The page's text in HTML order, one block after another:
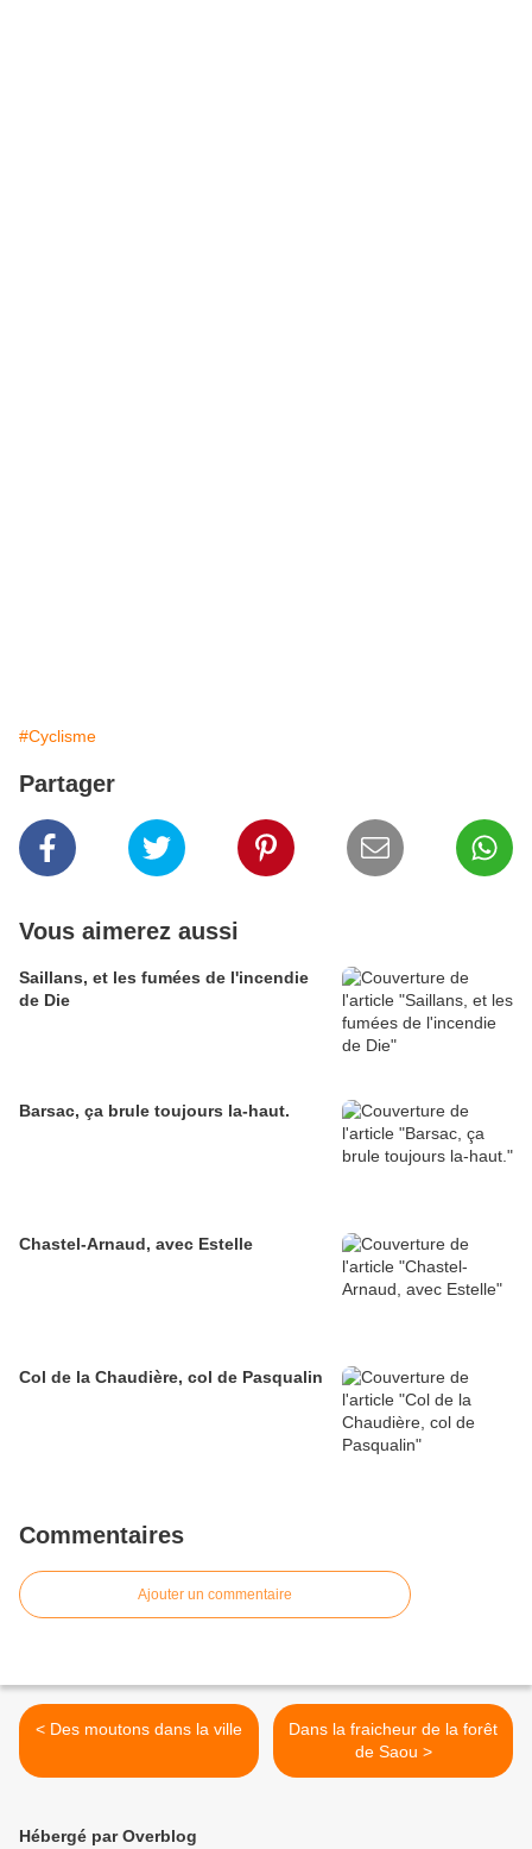
#Cyclisme
Partager
Vous aimerez aussi
Saillans, et les fumées de l'incendie
de Die
Barsac, ça brule toujours la-haut.
Chastel-Arnaud, avec Estelle
Col de la Chaudière, col de Pasqualin
Commentaires
Ajouter un commentaire
< Des moutons dans la ville
Dans la fraicheur de la forêt
de Saou >
Hébergé par Overblog